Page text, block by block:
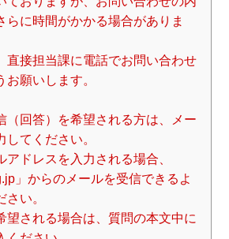
らに時間がかかる場合がありま
直接担当課に電話でお問い合わせ
お願いします。
（回答）を希望される方は、メー
してください。
アドレスを入力される場合、
」からのメールを受信できるよ
さい。
望される場合は、質問の本文中に